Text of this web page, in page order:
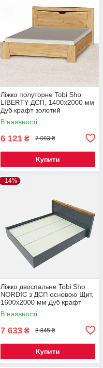
Ліжко полуторне Tobi Sho
LIBERTY ДСП, 1400х2000 мм
Дуб крафт золотий
В наявності
6 121 ₴ 7 093 ₴
Купити
–14%
Ліжко двоспальне Tobi Sho
NORDIC з ДСП основою Щит,
1600х2000 мм Дуб крафт
золотий/графіт
В наявності
7 633 ₴ 8 845 ₴
Купити